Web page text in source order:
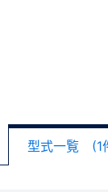
型式一覧 (1